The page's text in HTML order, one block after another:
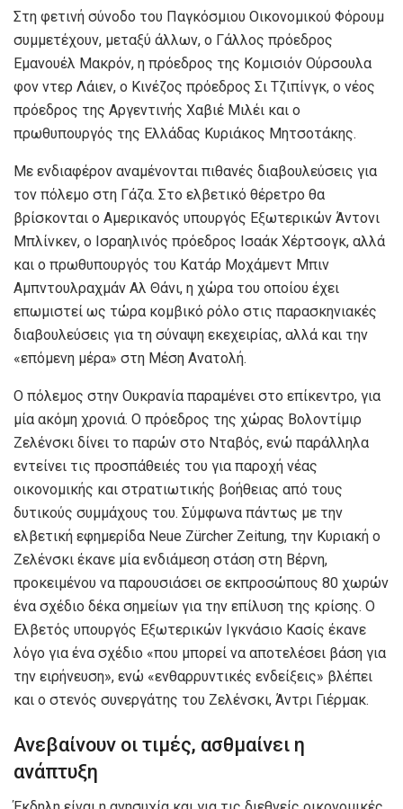
Στη φετινή σύνοδο του Παγκόσμιου Οικονομικού Φόρουμ
συμμετέχουν, μεταξύ άλλων, ο Γάλλος πρόεδρος
Εμανουέλ Μακρόν, η πρόεδρος της Κομισιόν Ούρσουλα
φον ντερ Λάιεν, ο Κινέζος πρόεδρος Σι Τζιπίνγκ, ο νέος
πρόεδρος της Αργεντινής Χαβιέ Μιλέι και ο
πρωθυπουργός της Ελλάδας Κυριάκος Μητσοτάκης.
Με ενδιαφέρον αναμένονται πιθανές διαβουλεύσεις για
τον πόλεμο στη Γάζα. Στο ελβετικό θέρετρο θα
βρίσκονται ο Αμερικανός υπουργός Εξωτερικών Άντονι
Μπλίνκεν, ο Ισραηλινός πρόεδρος Ισαάκ Χέρτσογκ, αλλά
και ο πρωθυπουργός του Κατάρ Μοχάμεντ Μπιν
Αμπντουλραχμάν Αλ Θάνι, η χώρα του οποίου έχει
επωμιστεί ως τώρα κομβικό ρόλο στις παρασκηνιακές
διαβουλεύσεις για τη σύναψη εκεχειρίας, αλλά και την
«επόμενη μέρα» στη Μέση Ανατολή.
Ο πόλεμος στην Ουκρανία παραμένει στο επίκεντρο, για
μία ακόμη χρονιά. Ο πρόεδρος της χώρας Βολοντίμιρ
Ζελένσκι δίνει το παρών στο Νταβός, ενώ παράλληλα
εντείνει τις προσπάθειές του για παροχή νέας
οικονομικής και στρατιωτικής βοήθειας από τους
δυτικούς συμμάχους του. Σύμφωνα πάντως με την
ελβετική εφημερίδα Neue Zürcher Zeitung, την Κυριακή ο
Ζελένσκι έκανε μία ενδιάμεση στάση στη Βέρνη,
προκειμένου να παρουσιάσει σε εκπροσώπους 80 χωρών
ένα σχέδιο δέκα σημείων για την επίλυση της κρίσης. Ο
Ελβετός υπουργός Εξωτερικών Ιγκνάσιο Κασίς έκανε
λόγο για ένα σχέδιο «που μπορεί να αποτελέσει βάση για
την ειρήνευση», ενώ «ενθαρρυντικές ενδείξεις» βλέπει
και ο στενός συνεργάτης του Ζελένσκι, Άντρι Γιέρμακ.
Ανεβαίνουν οι τιμές, ασθμαίνει η
ανάπτυξη